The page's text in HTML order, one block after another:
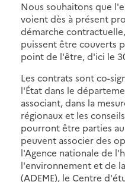
Nous souhaitons que
voient dès à présent
démarche
puissent être couverts
point de l'être, d'ici le
Les contrats sont co-
l'État dans le
associant, dans la
régionaux et les
pourront être parties
peuvent associer des
l'Agence nationale de
l'environnement et de
(ADEME), le Centre